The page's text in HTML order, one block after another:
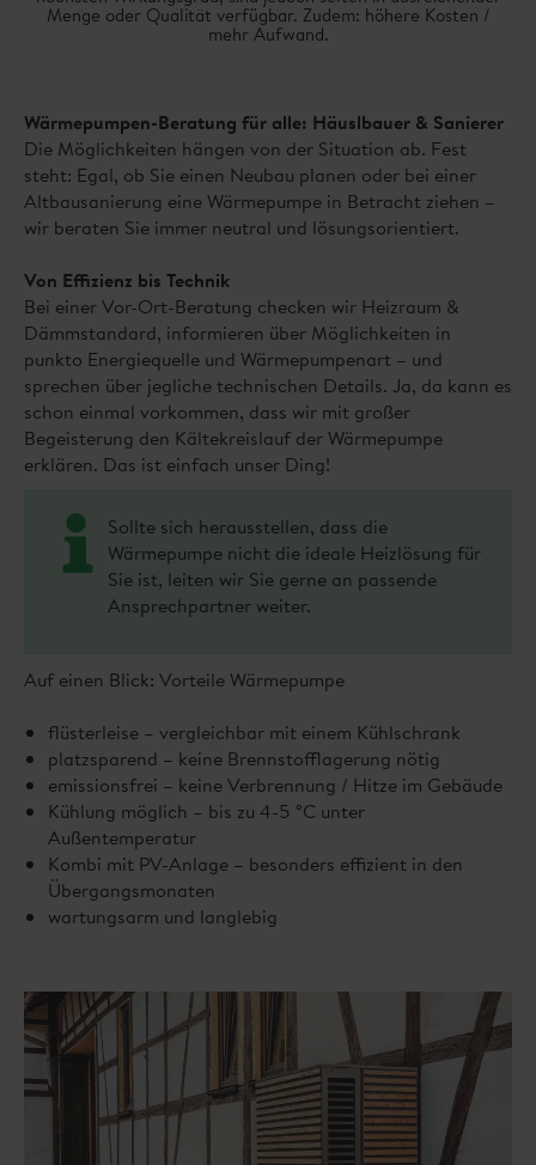
Menge oder Qualität verfügbar. Zudem: höhere Kosten /
mehr Aufwand.
Wärmepumpen-Beratung für alle: Häuslbauer & Sanierer
Die Möglichkeiten hängen von der Situation ab. Fest
steht: Egal, ob Sie einen Neubau planen oder bei einer
Altbausanierung eine Wärmepumpe in Betracht ziehen –
wir beraten Sie immer neutral und lösungsorientiert.
Von Effizienz bis Technik
Bei einer Vor-Ort-Beratung checken wir Heizraum &
Dämmstandard, informieren über Möglichkeiten in
punkto Energiequelle und Wärmepumpenart – und
sprechen über jegliche technischen Details. Ja, da kann es
schon einmal vorkommen, dass wir mit großer
Begeisterung den Kältekreislauf der Wärmepumpe
erklären. Das ist einfach unser Ding!
Sollte sich herausstellen, dass die
Wärmepumpe nicht die ideale Heizlösung für
Sie ist, leiten wir Sie gerne an passende
Ansprechpartner weiter.
Auf einen Blick: Vorteile Wärmepumpe
flüsterleise – vergleichbar mit einem Kühlschrank
platzsparend – keine Brennstofflagerung nötig
emissionsfrei – keine Verbrennung / Hitze im Gebäude
Kühlung möglich – bis zu 4-5 °C unter
Außentemperatur
Kombi mit PV-Anlage – besonders effizient in den
Übergangsmonaten
wartungsarm und langlebig